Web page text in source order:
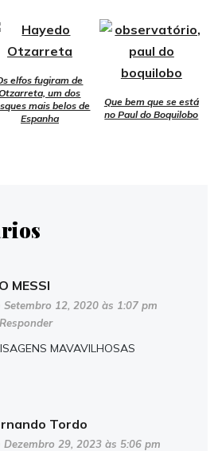
elfos fugiram de
um dos
mais belos de
Espanha
Que bem que se está
no Paul do Boquilobo
MESSI
Setembro 12, 2020 às 1:07 pm
Responder
MAVAVILHOSAS
Tordo
Dezembro 29, 2023 às 5:06 pm